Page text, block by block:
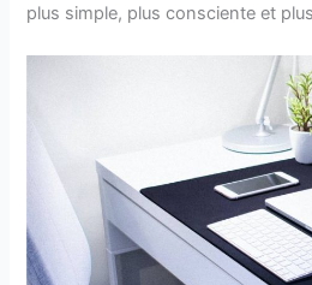
plus simple, plus consciente et